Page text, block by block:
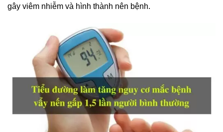
gây viêm nhiễm và hình thành nên bệnh.